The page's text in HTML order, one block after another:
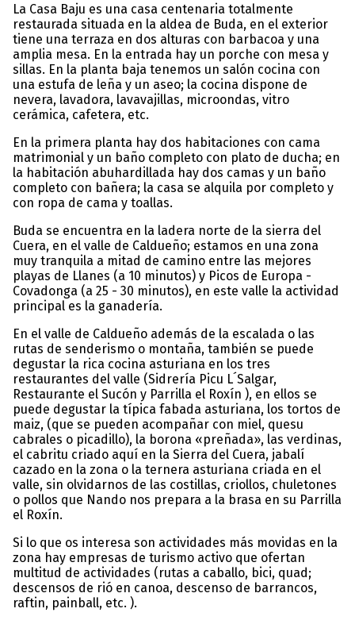
La Casa Baju es una casa centenaria totalmente
restaurada situada en la aldea de Buda, en el exterior
tiene una terraza en dos alturas con barbacoa y una
amplia mesa. En la entrada hay un porche con mesa y
sillas. En la planta baja tenemos un salón cocina con
una estufa de leña y un aseo; la cocina dispone de
nevera, lavadora, lavavajillas, microondas, vitro
cerámica, cafetera, etc.
En la primera planta hay dos habitaciones con cama
matrimonial y un baño completo con plato de ducha; en
la habitación abuhardillada hay dos camas y un baño
completo con bañera; la casa se alquila por completo y
con ropa de cama y toallas.
Buda se encuentra en la ladera norte de la sierra del
Cuera, en el valle de Caldueño; estamos en una zona
muy tranquila a mitad de camino entre las mejores
playas de Llanes (a 10 minutos) y Picos de Europa -
Covadonga (a 25 - 30 minutos), en este valle la actividad
principal es la ganadería.
En el valle de Caldueño además de la escalada o las
rutas de senderismo o montaña, también se puede
degustar la rica cocina asturiana en los tres
restaurantes del valle (Sidrería Picu L´Salgar,
Restaurante el Sucón y Parrilla el Roxín ), en ellos se
puede degustar la típica fabada asturiana, los tortos de
maiz, (que se pueden acompañar con miel, quesu
cabrales o picadillo), la borona «preñada», las verdinas,
el cabritu criado aquí en la Sierra del Cuera, jabalí
cazado en la zona o la ternera asturiana criada en el
valle, sin olvidarnos de las costillas, criollos, chuletones
o pollos que Nando nos prepara a la brasa en su Parrilla
el Roxín.
Si lo que os interesa son actividades más movidas en la
zona hay empresas de turismo activo que ofertan
multitud de actividades (rutas a caballo, bici, quad;
descensos de rió en canoa, descenso de barrancos,
raftin, painball, etc. ).